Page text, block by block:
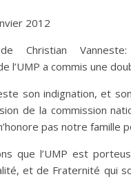
2012
Christian
l’UMP a commis une
son indignation, et
de la commission
pas notre famille
que l’UMP est
et de Fraternité qui